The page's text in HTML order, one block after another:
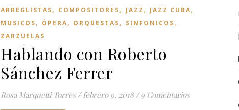
ARREGLISTAS, COMPOSITORES, JAZZ , JAZZ CUBA,
MUSICOS, ÓPERA, ORQUESTAS, SINFONICOS,
ZARZUELAS
Hablando con Roberto
Sánchez Ferrer
Rosa Marquetti Torres / febrero 9, 2018 / 9 Comentarios